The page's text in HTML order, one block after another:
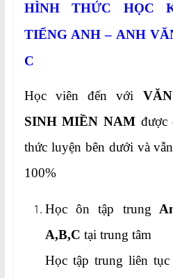
HÌNH THỨC HỌC
TIẾNG ANH – ANH
C
Học viên đến với
SINH MIỀN NAM được
thức luyện bên dưới và
100%
Học ôn tập trung
A,B,C tại trung tâm
Học tập trung liên